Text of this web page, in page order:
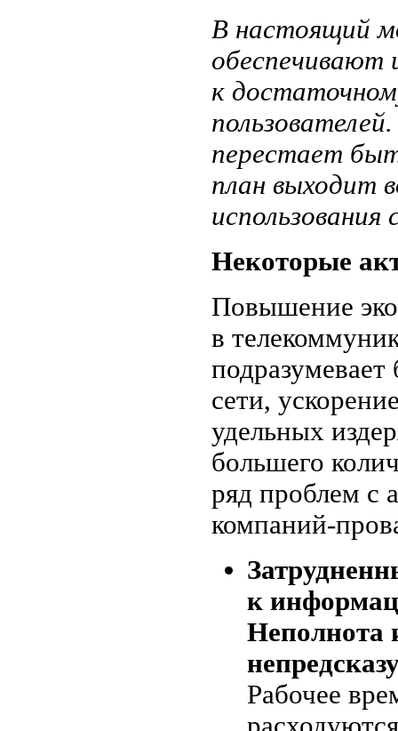
В настоящий
обеспечивают
к
перестает
план выходит
Некоторые
Повышение
в
сети,
удельных
большего
ряд проблем с
компаний-
к
Неполнота
Рабочее